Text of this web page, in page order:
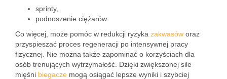
sprinty,
podnoszenie ciężarów.
Co więcej, może pomóc w redukcji ryzyka zakwasów oraz
przyspieszać proces regeneracji po intensywnej pracy
fizycznej. Nie można także zapominać o korzyściach dla
osób trenujących wytrzymałość. Dzięki zwiększonej sile
mięśni biegacze mogą osiągać lepsze wyniki i szybciej